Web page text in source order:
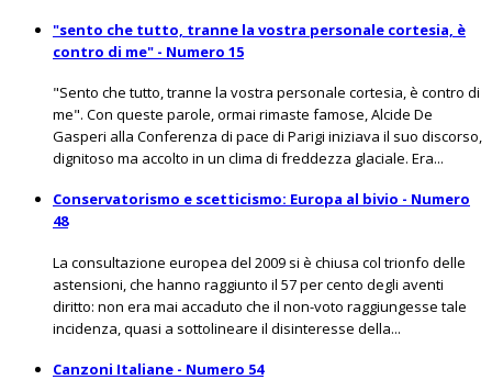
"sento che tutto, tranne la vostra personale cortesia, è
contro di me" - Numero 15
"Sento che tutto, tranne la vostra personale cortesia, è contro di
me". Con queste parole, ormai rimaste famose, Alcide De
Gasperi alla Conferenza di pace di Parigi iniziava il suo discorso,
dignitoso ma accolto in un clima di freddezza glaciale. Era...
Conservatorismo e scetticismo: Europa al bivio - Numero
48
La consultazione europea del 2009 si è chiusa col trionfo delle
astensioni, che hanno raggiunto il 57 per cento degli aventi
diritto: non era mai accaduto che il non-voto raggiungesse tale
incidenza, quasi a sottolineare il disinteresse della...
Canzoni Italiane - Numero 54